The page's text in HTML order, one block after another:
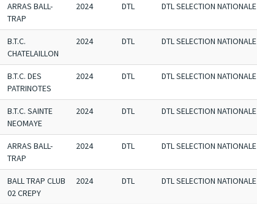
ARRAS BALL-
TRAP
2024 DTL DTL SELECTION NATIONALE
B.T.C.
CHATELAILLON
2024 DTL DTL SELECTION NATIONALE
B.T.C. DES
PATRINOTES
2024 DTL DTL SELECTION NATIONALE
B.T.C. SAINTE
NEOMAYE
2024 DTL DTL SELECTION NATIONALE
ARRAS BALL-
TRAP
2024 DTL DTL SELECTION NATIONALE
BALL TRAP CLUB
02 CREPY
2024 DTL DTL SELECTION NATIONALE